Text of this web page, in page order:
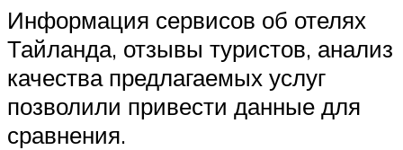
Информация сервисов об отелях
Тайланда, отзывы туристов, анализ
качества предлагаемых услуг
позволили привести данные для
сравнения.